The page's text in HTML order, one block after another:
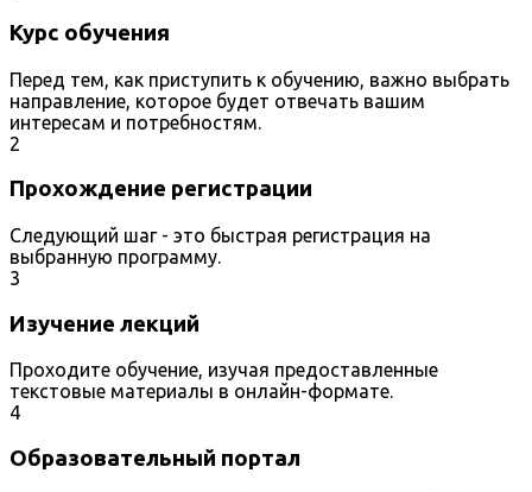
Курс обучения
Перед тем, как приступить к обучению, важно выбрать
направление, которое будет отвечать вашим
интересам и потребностям.
2
Прохождение регистрации
Следующий шаг - это быстрая регистрация на
выбранную программу.
3
Изучение лекций
Проходите обучение, изучая предоставленные
текстовые материалы в онлайн-формате.
4
Образовательный портал